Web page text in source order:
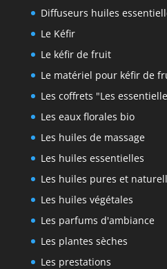
Diffuseurs huiles
Le Kéfir
Le kéfir de fruit
Le matériel pour kéfir de
Les coffrets "Les
Les eaux florales bio
Les huiles de massage
Les huiles essentielles
Les huiles pures et
Les huiles végétales
Les parfums d'ambiance
Les plantes sèches
Les prestations